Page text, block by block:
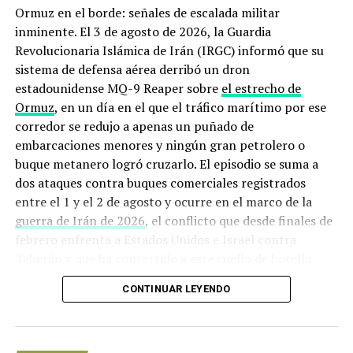
movimientos financieros reportados por medio de los
avisos antilavado que las instituciones elaboran y
entregan a la Unidad de Inteligencia Financiera (UIF).
Después se procedió a abrir carpetas de investigación y a
congelar cuentas bancarias. Así, se les vigiló por el lado
fiscal en coordinación con varios organismos del
gobierno.
De acuerdo con información de Pemex, hasta enero de
2020, en un año bajó el huachicoleo hasta un 91%, lo que
dejó un ahorro de 56 mil millones de pesos.
NOTICIAS RELACIONADAS
Expresidente de gigante petrolero Sinopc advierte
Ormuz en el borde: señales de escalada militar
inminente. El 3 de agosto de 2026, la Guardia
Revolucionaria Islámica de Irán (IRGC) informó que su
sistema de defensa aérea derribó un dron
estadounidense MQ-9 Reaper sobre el estrecho de
Ormuz, en un día en el que el tráfico marítimo por ese
corredor se redujo a apenas un puñado de
embarcaciones menores y ningún gran petrolero o
buque metanero logró cruzarlo. El episodio se suma a
dos ataques contra buques comerciales registrados
entre el 1 y el 2 de agosto y ocurre en el marco de la
guerra de Irán de 2026, el conflicto que desde finales de
febrero enfrenta a Estados Unidos e Israel contra
marítimo en uno de los puntos más peligrosos del
Origen de la crisis: de los ataques
CONTINUAR LEYENDO